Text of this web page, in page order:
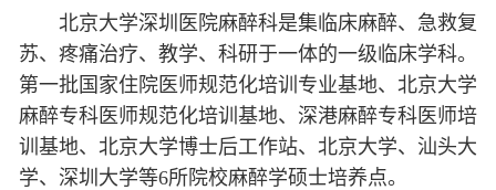
北京大学深圳医院麻醉科是集临床麻醉、急救复
苏、疼痛治疗、教学、科研于一体的一级临床学科。
第一批国家住院医师规范化培训专业基地、北京大学
麻醉专科医师规范化培训基地、深港麻醉专科医师培
训基地、北京大学博士后工作站、北京大学、汕头大
学、深圳大学等6所院校麻醉学硕士培养点。